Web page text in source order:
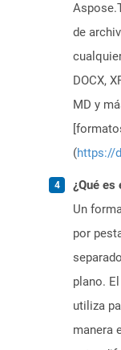
de
DOCX,
MD y
(https://
¿Qué es
Un
por
plano.
utiliza
manera